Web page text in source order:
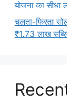
योजना का सीधा
चलता-फिरता
₹1.73 लाख